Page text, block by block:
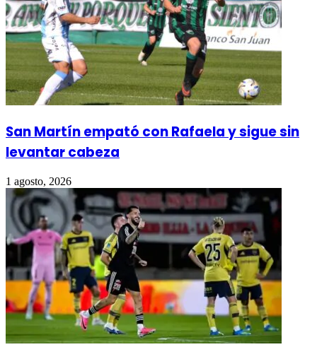
San Martín empató con Rafaela y sigue sin
levantar cabeza
1 agosto, 2026